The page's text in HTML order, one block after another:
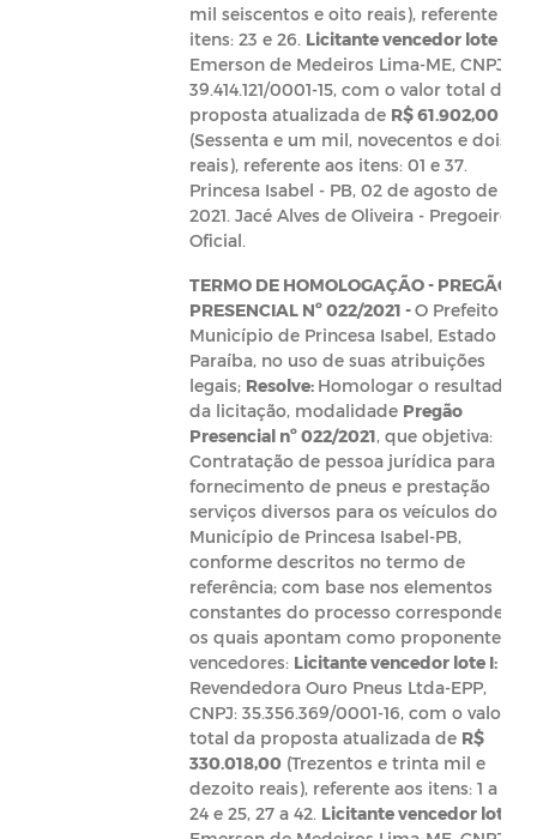
mil seiscentos e oito reais), referente aos
itens: 23 e 26. Licitante vencedor lote II
Emerson de Medeiros Lima-ME, CNPJ:
39.414.121/0001-15, com o valor total da
proposta atualizada de R$ 61.902,00
(Sessenta e um mil, novecentos e dois
reais), referente aos itens: 01 e 37.
Princesa Isabel - PB, 02 de agosto de
2021. Jacé Alves de Oliveira - Pregoeiro
Oficial.
TERMO DE HOMOLOGAÇÃO - PREGÃO
PRESENCIAL Nº 022/2021 -O Prefeito do
Município de Princesa Isabel, Estado da
Paraíba, no uso de suas atribuições
legais; Resolve: Homologar o resultado
da licitação, modalidade Pregão
Presencial nº 022/2021, que objetiva:
Contratação de pessoa jurídica para
fornecimento de pneus e prestação
serviços diversos para os veículos do
Município de Princesa Isabel-PB,
conforme descritos no termo de
referência; com base nos elementos
constantes do processo correspondente,
os quais apontam como proponentes
vencedores: Licitante vencedor lote I:
Revendedora Ouro Pneus Ltda-EPP,
CNPJ: 35.356.369/0001-16, com o valor
total da proposta atualizada de R$
330.018,00(Trezentos e trinta mil e
dezoito reais), referente aos itens: 1 a 22,
24 e 25, 27 a 42. Licitante vencedor lote I